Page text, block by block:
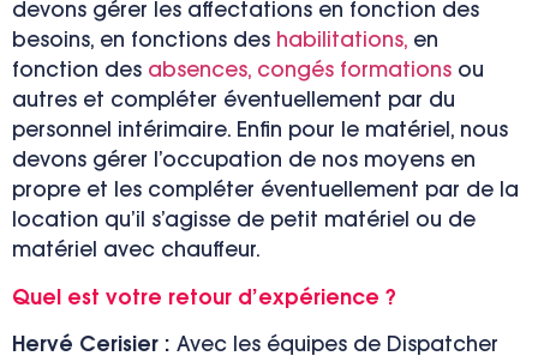
devons gérer les affectations en fonction des
besoins, en fonctions des habilitations, en
fonction des absences, congés formations ou
autres et compléter éventuellement par du
personnel intérimaire. Enfin pour le matériel, nous
devons gérer l’occupation de nos moyens en
propre et les compléter éventuellement par de la
location qu’il s’agisse de petit matériel ou de
matériel avec chauffeur.
Quel est votre retour d’expérience ?
Hervé Cerisier : Avec les équipes de Dispatcher